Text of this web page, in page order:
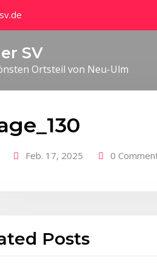
SV
Ortsteil von Neu-Ulm
Feb. 17, 2025 0
Posts